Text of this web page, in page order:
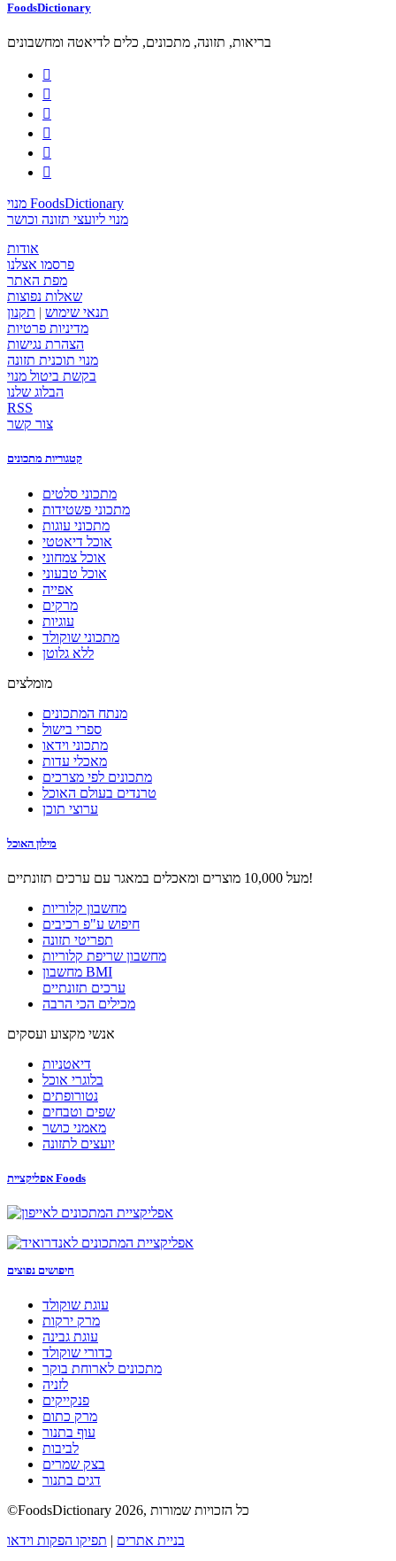
FoodsDictionary
בריאות, תזונה, מתכונים, כלים לדיאטה ומחשבונים






מנוי FoodsDictionary
מנוי ליועצי תזונה וכושר
אודות
פרסמו אצלנו
מפת האתר
שאלות נפוצות
תנאי שימוש | תקנון
מדיניות פרטיות
הצהרת נגישות
מנוי תוכנית תזונה
בקשת ביטול מנוי
הבלוג שלנו
RSS
צור קשר
קטגוריות מתכונים
מתכוני סלטים
מתכוני פשטידות
מתכוני עוגות
אוכל דיאטטי
אוכל צמחוני
אוכל טבעוני
אפייה
מרקים
עוגיות
מתכוני שוקולד
ללא גלוטן
מומלצים
מנתח המתכונים
ספרי בישול
מתכוני וידאו
מאכלי עדות
מתכונים לפי מצרכים
טרנדים בעולם האוכל
ערוצי תוכן
מילון האוכל
מעל 10,000 מוצרים ומאכלים במאגר עם ערכים תזונתיים!
מחשבון קלוריות
חיפוש ע"פ רכיבים
תפריטי תזונה
מחשבון שריפת קלוריות
מחשבון BMI
ערכים תזונתיים
מכילים הכי הרבה
אנשי מקצוע ועסקים
דיאטניות
בלוגרי אוכל
נטורופתים
שפים וטבחים
מאמני כושר
יועצים לתזונה
אפליקציית Foods
חיפושים נפוצים
עוגת שוקולד
מרק ירקות
עוגת גבינה
כדורי שוקולד
מתכונים לארוחת בוקר
לזניה
פנקייקים
מרק כתום
עוף בתנור
לביבות
בצק שמרים
דגים בתנור
©FoodsDictionary 2026, כל הזכויות שמורות
בניית אתרים | תפיקו הפקות וידאו